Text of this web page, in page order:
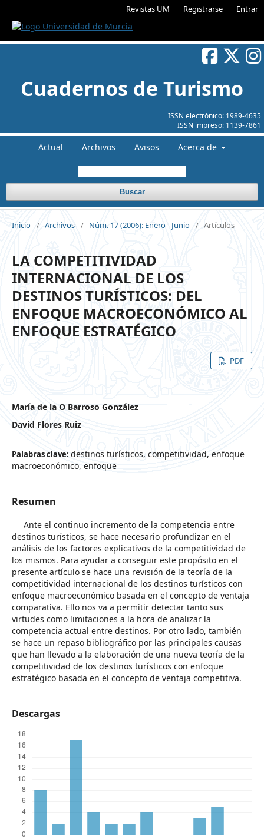
Revistas UM Registrarse Entrar
ISSN electrónico: 1989-4635
ISSN impreso: 1139-7861
Cuadernos de Turismo
Actual Archivos Avisos Acerca de
Buscar
Inicio / Archivos / Núm. 17 (2006): Enero - Junio / Artículos
LA COMPETITIVIDAD
INTERNACIONAL DE LOS
DESTINOS TURÍSTICOS: DEL
ENFOQUE MACROECONÓMICO AL
ENFOQUE ESTRATÉGICO
PDF
María de la O Barroso González
David Flores Ruiz
Palabras clave: destinos turísticos, competitividad, enfoque
macroeconómico, enfoque
Resumen
Ante el continuo incremento de la competencia entre
destinos turísticos, se hace necesario profundizar en el
análisis de los factores explicativos de la competitividad de
los mismos. Para ayudar a conseguir este propósito en el
presente artículo se hace una revisión de la teoría de la
competitividad internacional de los destinos turísticos con
enfoque macroeconómico basada en el concepto de ventaja
comparativa. Ello nos va a permitir detectar tanto sus
virtudes como limitaciones a la hora de analizar la
competencia actual entre destinos. Por otro lado, también
se hace un repaso bibliográfico por las principales causas
que han llevado a la elaboración de una nueva teoría de la
competitividad de los destinos turísticos con enfoque
estratégico basada en el concepto de ventaja competitiva.
Descargas